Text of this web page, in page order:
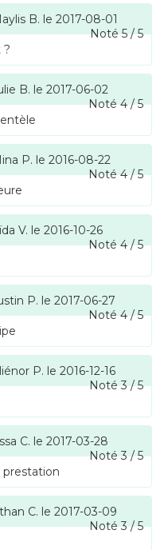
B. le 2017-08-01
Noté5/5
?
B. le 2017-06-02
Noté4/5
P. le 2016-08-22
Noté4/5
V. le 2016-10-26
Noté4/5
P. le 2017-06-27
Noté4/5
P. le 2016-12-16
Noté3/5
C. le 2017-03-28
Noté3/5
prestation
C. le 2017-03-09
Noté3/5